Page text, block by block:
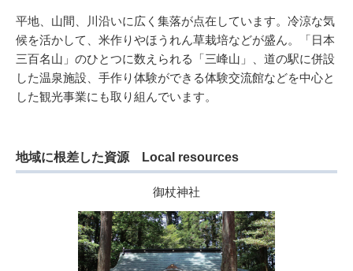
平地、山間、川沿いに広く集落が点在しています。冷涼な気
候を活かして、米作りやほうれん草栽培などが盛ん。「日本
三百名山」のひとつに数えられる「三峰山」、道の駅に併設
した温泉施設、手作り体験ができる体験交流館などを中心と
した観光事業にも取り組んでいます。
地域に根差した資源 Local resources
御杖神社